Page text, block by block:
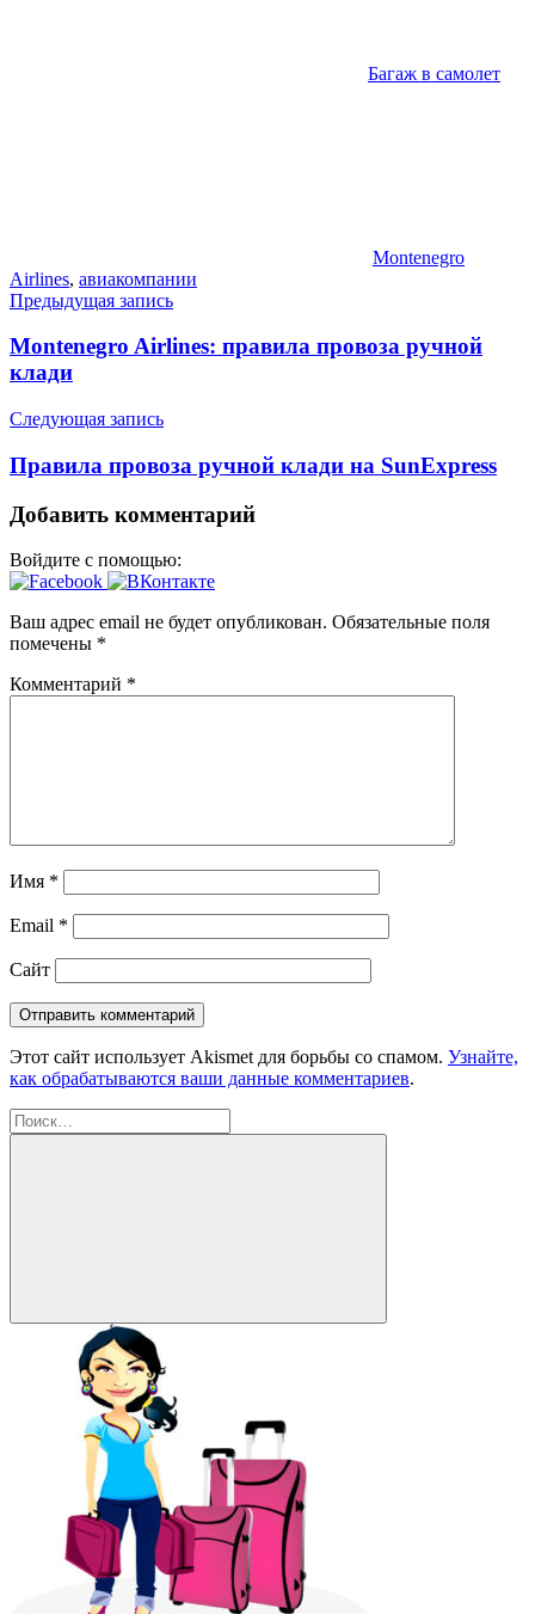
Багаж в самолет
Montenegro
Airlines, авиакомпании
Навигация
по
записям
Предыдущая запись
Montenegro Airlines: правила провоза ручной
клади
Следующая запись
Правила провоза ручной клади на SunExpress
Добавить комментарий
Войдите с помощью:
Ваш адрес email не будет опубликован. Обязательные поля
помечены *
Комментарий *
Имя *
Email *
Сайт
Этот сайт использует Akismet для борьбы со спамом. Узнайте,
как обрабатываются ваши данные комментариев.
Найти:
Поиск